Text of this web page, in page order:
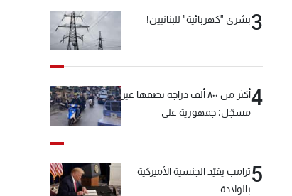
3بشرى "كهربائية" للبنانيين!
4
أكثر من ٨٠٠ ألف دراجة نصفها غير
مسجّل: جمهورية على
5ترامب يقيّد الجنسية الأميركية
بالولادة